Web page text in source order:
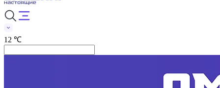
12 ℃